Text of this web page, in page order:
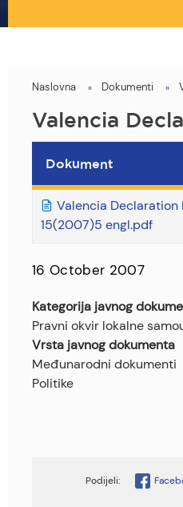
You
are
here
Naslovna Dokumenti
Valencia
Dokument
Valencia Declaration
15(2007)5 engl.pdf
16 October 2007
Kategorija javnog
Pravni okvir lokalne
Vrsta javnog dokumenta
Međunarodni dokumenti
Politike